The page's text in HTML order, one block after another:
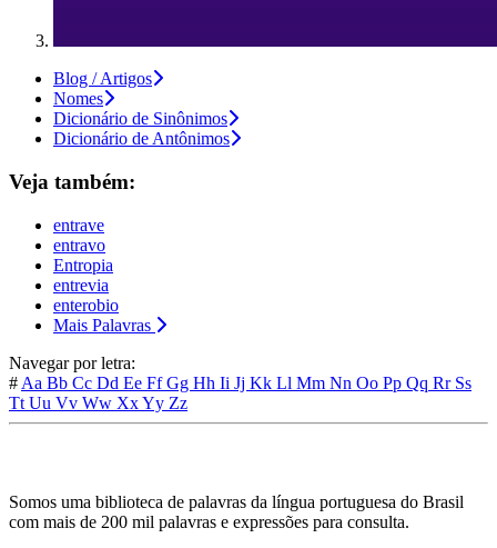
Blog / Artigos
Nomes
Dicionário de Sinônimos
Dicionário de Antônimos
Veja também:
entrave
entravo
Entropia
entrevia
enterobio
Mais Palavras
Navegar por letra:
# Aa Bb Cc Dd Ee FfGg Hh Ii Jj Kk Ll Mm Nn Oo Pp Qq Rr Ss
Tt Uu Vv Ww XxYy Zz
Somos uma biblioteca de palavras da língua portuguesa do Brasil
com mais de 200 mil palavras e expressões para consulta.